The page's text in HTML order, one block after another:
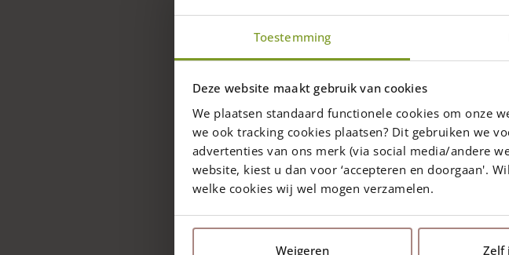
Toestemming
Deze website maakt gebruik van cookies
We plaatsen standaard functionele cookies om onze
we ook tracking cookies plaatsen? Dit gebruiken we
advertenties van ons merk (via social media/andere
website, kiest u dan voor ‘accepteren en doorgaan'.
welke cookies wij wel mogen verzamelen.
Weigeren Zelf